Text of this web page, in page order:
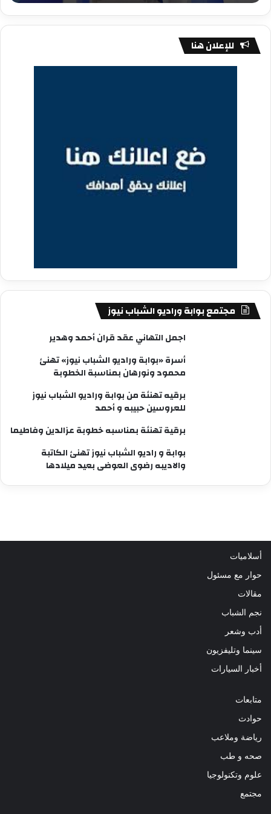
للإعلان هنا
مجتمع بوابة وراديو الشباب نيوز
اجمل التهاني عقد قران أحمد وهدير
أسرة «بوابة وراديو الشباب نيوز» تهنئ
محمود ونورهان بمناسبة الخطوبة
برقيه تهنئة من بوابة وراديو الشباب نيوز
للعروسين حبيبه و أحمد
برقية تهنئة بمناسبه خطوبة عزالدين وفاطيما
بوابة و راديو الشباب نيوز تهنئ الكاتبة
والاديبه رضوى العوضى بعيد ميلادها
أسلاميات
حوار مع مسئول
مقالات
نجم الشباب
أدب وشعر
سينما وتليفزيون
أخبار السيارات
متابعات
حوادث
رياضة وملاعب
صحه و طب
علوم وتكنولوجيا
مجتمع